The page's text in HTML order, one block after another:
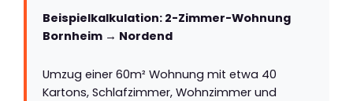
Beispielkalkulation: 2-Zimmer-Wohnung
Bornheim → Nordend
Umzug einer 60m² Wohnung mit etwa 40
Kartons, Schlafzimmer, Wohnzimmer und